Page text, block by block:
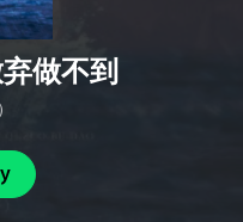
做不到